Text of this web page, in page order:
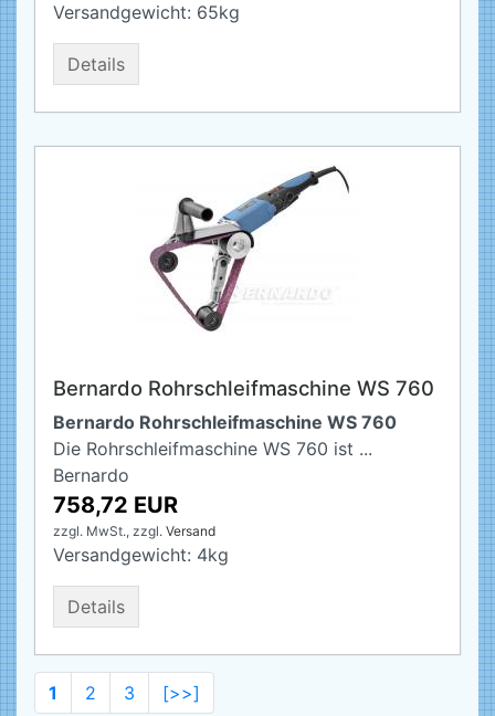
Versandgewicht: 65kg
Details
Bernardo Rohrschleifmaschine WS 760
Bernardo Rohrschleifmaschine WS 760
Die Rohrschleifmaschine WS 760 ist ...
Bernardo
758,72 EUR
zzgl. MwSt., zzgl. Versand
Versandgewicht: 4kg
Details
1 2 3 [>>]